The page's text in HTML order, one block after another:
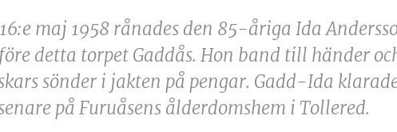
maj 1958 rånades den 85-åriga Ida
detta torpet Gaddås. Hon band till händer
sönder i jakten på pengar. Gadd-Ida
på Furuåsens ålderdomshem i Tollered.